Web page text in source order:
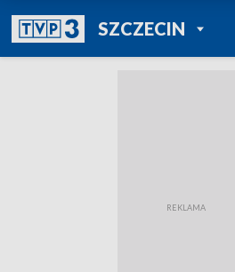
SZCZECINPOWRÓT DO
TVP REGIONY